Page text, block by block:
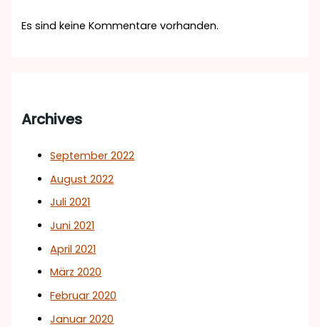
Es sind keine Kommentare vorhanden.
Archives
September 2022
August 2022
Juli 2021
Juni 2021
April 2021
März 2020
Februar 2020
Januar 2020